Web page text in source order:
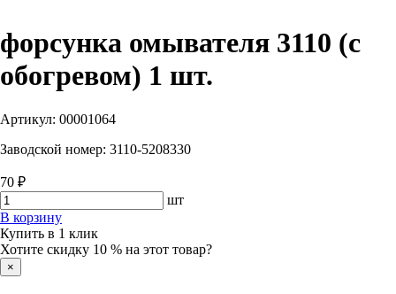
форсунка омывателя 3110 (с
обогревом) 1 шт.
Артикул: 00001064
Заводской номер: 3110-5208330
70 ₽
шт
В корзину
Купить в 1 клик
Хотите скидку 10 % на этот товар?
×